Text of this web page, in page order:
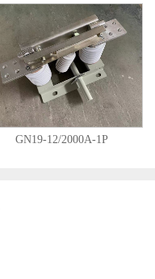
GN19-12/2000A-1P